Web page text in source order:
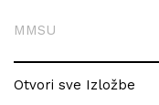
MMSU
Otvori sve Izložbe